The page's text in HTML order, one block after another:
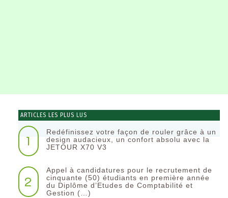
ARTICLES LES PLUS LUS
1
Redéfinissez votre façon de rouler grâce à un
design audacieux, un confort absolu avec la
JETOUR X70 V3
2
Appel à candidatures pour le recrutement de
cinquante (50) étudiants en première année
du Diplôme d’Etudes de Comptabilité et
Gestion (…)